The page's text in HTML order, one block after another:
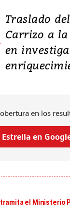
Traslado
Carrizo a
en
en los
Estrella en
el Ministerio